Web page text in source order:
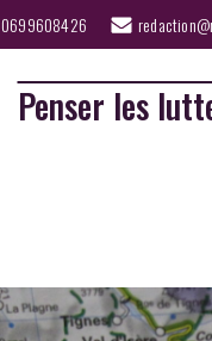
0699608426
Penser les